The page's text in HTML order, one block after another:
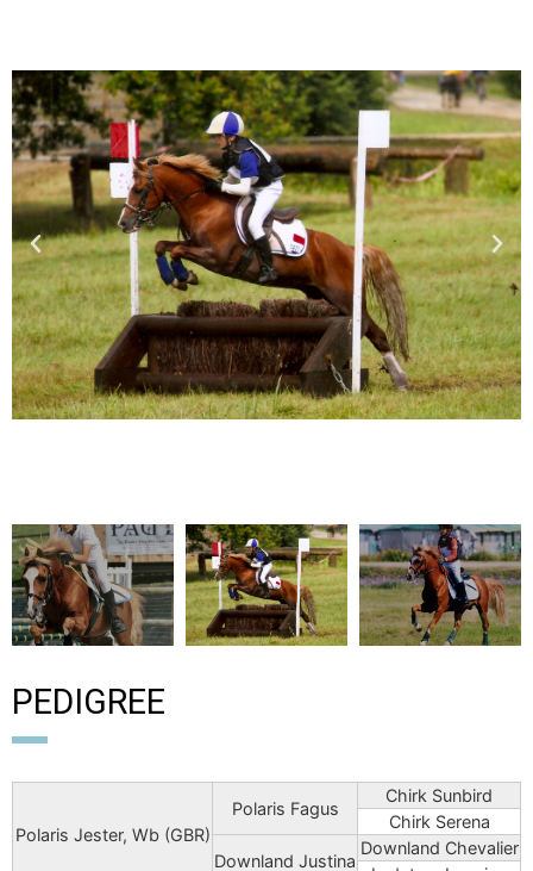
PEDIGREE
Polaris Jester, Wb (GBR)
Polaris Fagus
Chirk Sunbird
Chirk Serena
Downland Justina
Downland Chevalier